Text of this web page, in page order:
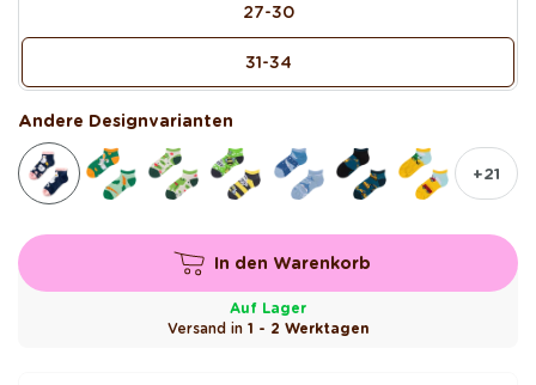
27-30
31-34
Andere Designvarianten
+21
In den Warenkorb
Auf Lager
Versand in 1 - 2 Werktagen